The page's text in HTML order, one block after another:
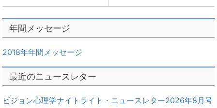
年間メッセージ
2018年年間メッセージ
最近のニュースレター
ビジョン心理学ナイトライト・ニュースレター2026年8月号